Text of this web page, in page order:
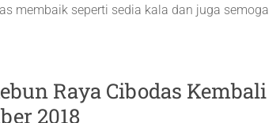
membaik seperti sedia kala dan juga semoga
Raya Cibodas Kembali
2018